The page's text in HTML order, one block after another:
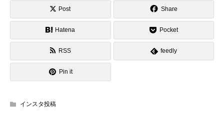
Post Share
Hatena Pocket
RSS feedly
Pin it
インスタ投稿